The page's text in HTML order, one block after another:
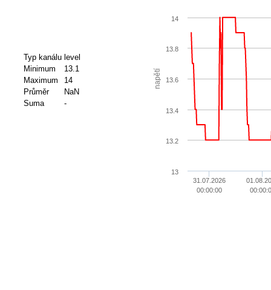
Typ kanálu level
Minimum
13.1
Maximum
14
Průměr
NaN
Suma
-
napětí
31.07.2026
00:00:00
13
13.2
13.4
13.6
13.8
14